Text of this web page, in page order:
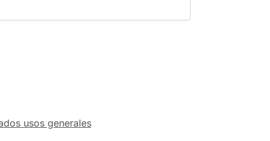
usos generales